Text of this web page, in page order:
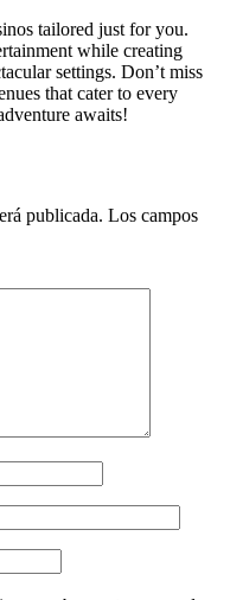
tailored just for you.
while creating
settings. Don’t miss
that cater to every
awaits!
publicada. Los campos